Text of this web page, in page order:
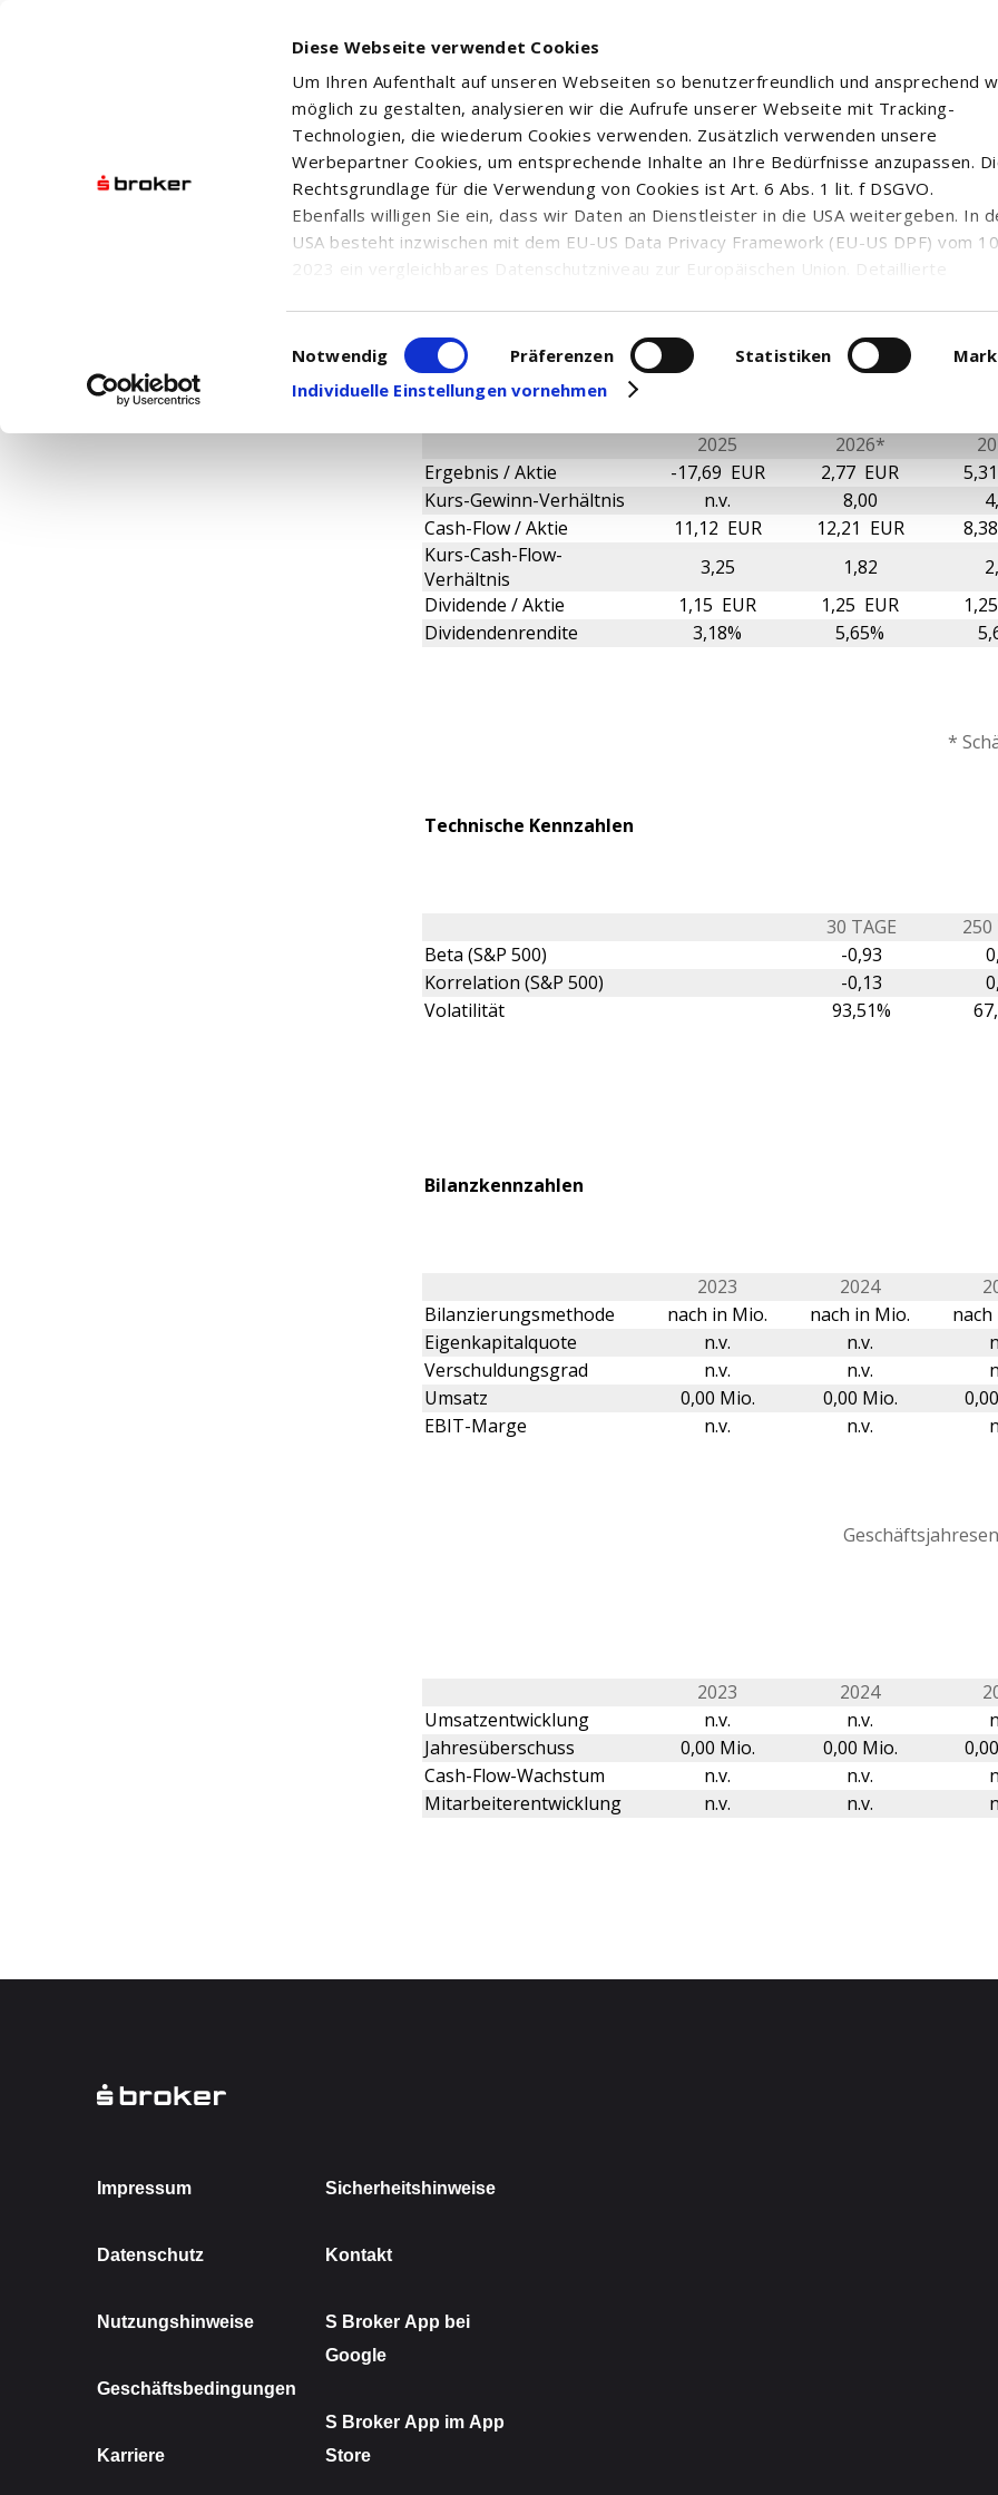
Diese Webseite verwendet Cookies
Um Ihren Aufenthalt auf unseren Webseiten so benutzerfreundlich und ansprechend
möglich zu gestalten, analysieren wir die Aufrufe unserer Webseite mit Tracking-
Technologien, die wiederum Cookies verwenden. Zusätzlich verwenden unsere
Werbepartner Cookies, um entsprechende Inhalte an Ihre Bedürfnisse anzupassen.
Rechtsgrundlage für die Verwendung von Cookies ist Art. 6 Abs. 1 lit. f DSGVO.
Ebenfalls willigen Sie ein, dass wir Daten an Dienstleister in die USA weitergeben. In
USA besteht inzwischen mit dem EU-US Data Privacy Framework (EU-US DPF) vom
2023 ein vergleichbares Datenschutzniveau zur Europäischen Union. Detaillierte
in den USA, finden Sie auf unserer Seite zumDatenschutz. Dort können Sie Ihre
Einwilligung auch jederzeit widerrufen oder anpassen.
Einwilligungsauswahl
Notwendig Präferenzen Statistiken
Individuelle Einstellungen vornehmen
CONCENTRIX CORP. REGISTERED SHARES DL -,0001
Fundamentale Kennzahlen
2025 2026*
Ergebnis / Aktie
-17,69 EUR 2,77 EUR
Kurs-Gewinn-Verhältnis
n.v. 8,00
Cash-Flow / Aktie
11,12 EUR 12,21 EUR
Kurs-Cash-Flow-
Verhältnis
3,25 1,82
Dividende / Aktie
1,15 EUR 1,25 EUR
Dividendenrendite
3,18% 5,65%
*
Technische Kennzahlen
30 TAGE
250
Beta (S&P 500)
-0,93
Korrelation (S&P 500)
-0,13
Volatilität
93,51%
Bilanzkennzahlen
2023 2024
Bilanzierungsmethode
nach in Mio. nach in Mio.
nach
Eigenkapitalquote
n.v. n.v.
Verschuldungsgrad
n.v. n.v.
Umsatz
0,00 Mio. 0,00 Mio.
EBIT-Marge
n.v. n.v.
2023 2024
Umsatzentwicklung
n.v. n.v.
Jahresüberschuss
0,00 Mio. 0,00 Mio.
Cash-Flow-Wachstum
n.v. n.v.
Mitarbeiterentwicklung
n.v. n.v.